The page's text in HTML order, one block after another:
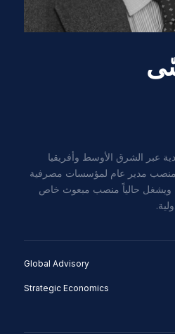
عبر الشرق الأوسط وأفريقيا
منصب مدير عام لمؤسسات مصرفية
ويشغل حالياً منصب مبعوث خاص
Global Advisory
Strategic Economics